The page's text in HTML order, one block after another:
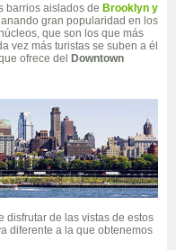
barrios aislados de Brooklyn y
gran popularidad en los
que son los que más
vez más turistas se suben a él
ofrece del Downtown
disfrutar de las vistas de estos
diferente a la que obtenemos